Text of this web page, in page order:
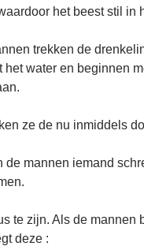
het beest stil in
trekken de
het water en beginnen
ze de nu inmiddels
de mannen iemand
te zijn. Als de mannen
deze :